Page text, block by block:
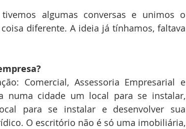
algumas conversas e unimos o
diferente. A ideia já tínhamos, faltava
Comercial, Assessoria Empresarial e
numa cidade um local para se instalar,
para se instalar e desenvolver sua
O escritório não é só uma imobiliária,